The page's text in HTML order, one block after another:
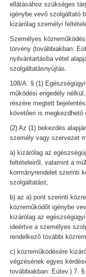
ellátásához szükséges
igénybe vevő szolgáltató
kizárólag személyi
Személyes
törvény (továbbiakban:
nyilvántartásba vétel
szolgáltatásnyújtás.
108/A. § (1)
működési engedély
részére megtett
követően is megkezdhető
(2) Az (1) bekezdés
személy vagy szervezet
a) kizárólag az
feltételeiről, valamint a
kormányrendelet szerinti
szolgáltatást,
b) az a) pont szerinti
közreműködőt igénybe
kizárólag az
ideértve a személyes
rendelkező további
c) közreműködésére
végzésének egyes
továbbiakban: Eütev.) 7.